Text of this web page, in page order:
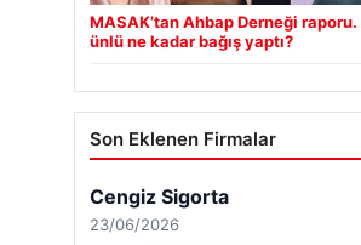
MASAK’tan Ahbap Derneği raporu.
ünlü ne kadar bağış yaptı?
Son Eklenen Firmalar
Cengiz Sigorta
23/06/2026